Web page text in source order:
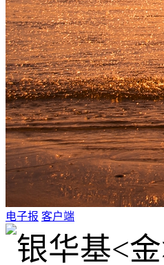
电子报 客户端